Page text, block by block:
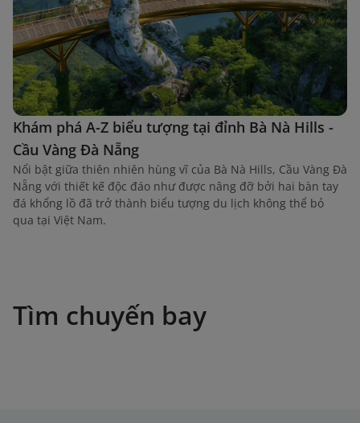
Khám phá A-Z biểu tượng tại đỉnh Bà Nà Hills -
Cầu Vàng Đà Nẵng
Nổi bật giữa thiên nhiên hùng vĩ của Bà Nà Hills, Cầu Vàng Đà
Nẵng với thiết kế độc đáo như được nâng đỡ bởi hai bàn tay
đá khổng lồ đã trở thành biểu tượng du lịch không thể bỏ
qua tại Việt Nam.
Tìm chuyến bay